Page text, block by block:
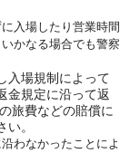
入場したり営業時間
かなる場合でも警察
入場規制によって
金規定に沿って返
旅費などの賠償に
。
わなかったことによ